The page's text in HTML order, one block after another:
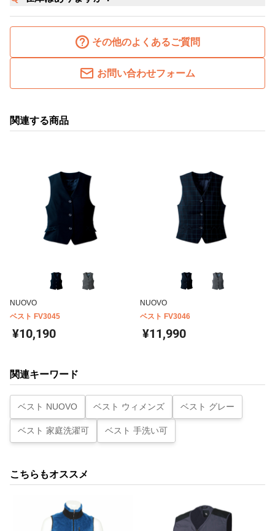
その他のよくあるご質問
お問い合わせフォーム
関連する商品
NUOVO
ベスト FV3045
¥10,190
NUOVO
ベスト FV3046
¥11,990
関連キーワード
ベスト NUOVO ベスト ウィメンズ ベスト グレー
ベスト 家庭洗濯可 ベスト 手洗い可
こちらもオススメ